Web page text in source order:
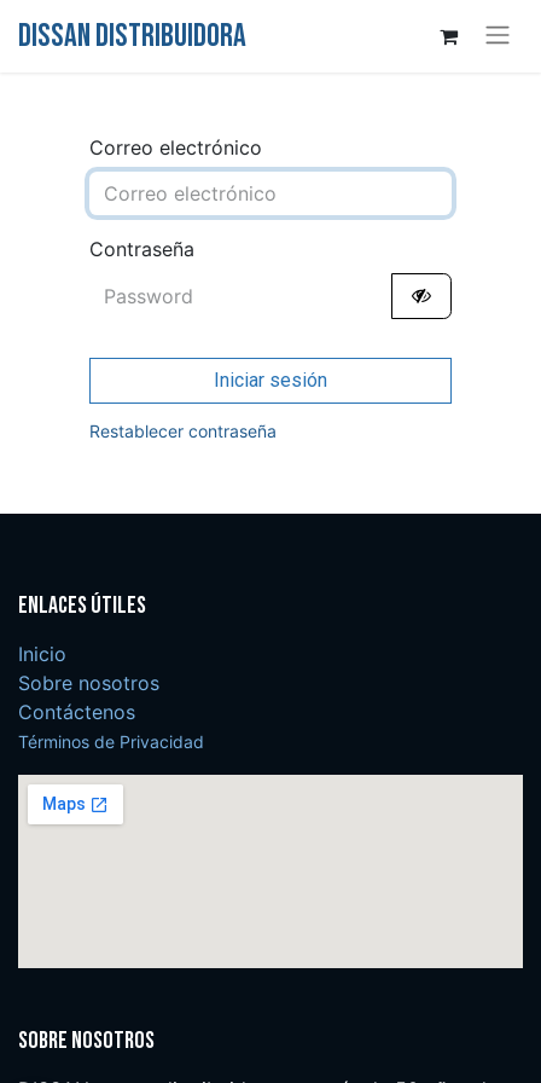
DISSAN DISTRIBUIDORA
Correo electrónico
Contraseña
Iniciar sesión
Restablecer contraseña
Enlaces útiles
Inicio
Sobre nosotros
Contáctenos
Términos de Privacidad
Sobre nosotros